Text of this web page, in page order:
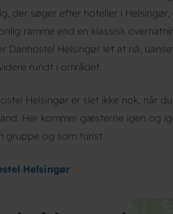
der søger efter hoteller i
ramme end en klassisk
Danhostel Helsingør let at nå,
rundt i området.
Helsingør er slet ikke nok, når
Her kommer gæsterne igen og
gruppe og som turist.
Helsingør